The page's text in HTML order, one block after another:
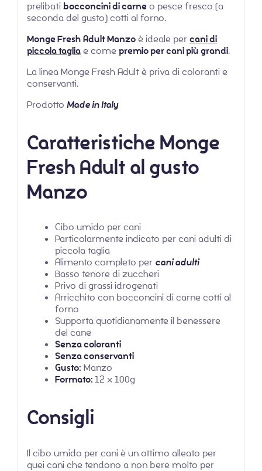
prelibatibocconcini di carne o pesce fresco (a
seconda del gusto) cotti al forno.
Monge FreshAdult Manzoè ideale percani di
piccola tagliae come premio per cani più grandi.
La linea Monge Fresh Adult è priva di coloranti e
conservanti.
Prodotto Made in Italy
Caratteristiche Monge
Fresh Adult al gusto
Manzo
Cibo umido per cani
Particolarmente indicato per cani adulti di
piccola taglia
Alimento completo per cani adulti
Basso tenore di zuccheri
Privo di grassi idrogenati
Arricchito con bocconcini di carne cotti al
forno
Supporta quotidianamente il benessere
del cane
Senza coloranti
Senza conservanti
Gusto: Manzo
Formato:12 x 100g
Consigli
Il cibo umido per cani è un ottimo alleato per
quei cani che tendono a non bere molto per